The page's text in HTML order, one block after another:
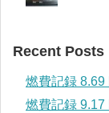
Recent Posts
燃費記録 8.69
燃費記録 9.17